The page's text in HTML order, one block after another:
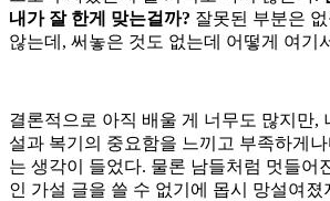
내가 잘 한게 맞는걸까? 잘못된 부분은
않는데, 써놓은 것도 없는데 어떻게 여기
결론적으로 아직 배울 게 너무도 많지만,
설과 복기의 중요함을 느끼고 부족하게
는 생각이 들었다. 물론 남들처럼 멋들어
인 가설 글을 쓸 수 없기에 몹시 망설여졌